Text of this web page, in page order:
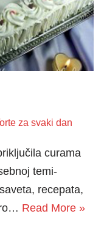
za svaki dan
curama
temi-
recepata,
Read More »